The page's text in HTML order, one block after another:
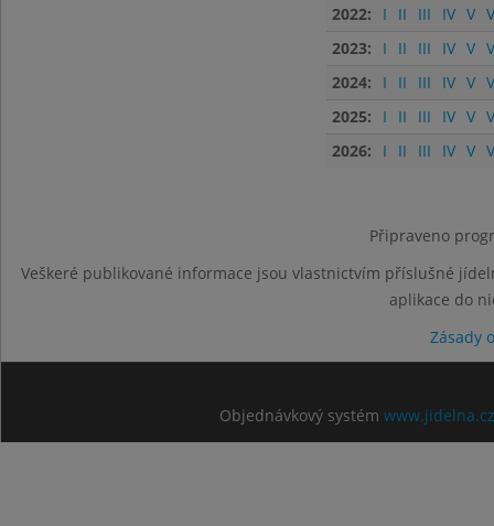
2022:
I II III IV V
2023:
I II III IV V
2024:
I II III IV V
2025:
I II III IV V
2026:
I II III IV V
Připraveno
Veškeré publikované informace jsou vlastnictvím příslušné
aplikace do
Zásady
Objednávkový systém www.jidelna.cz